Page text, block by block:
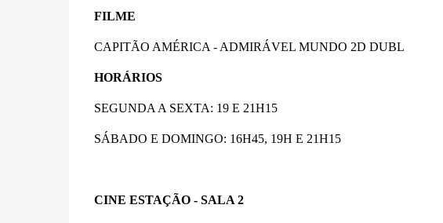
FILME
CAPITÃO AMÉRICA - ADMIRÁVEL MUNDO 2D DUBL
HORÁRIOS
SEGUNDA A SEXTA: 19 E 21H15
SÁBADO E DOMINGO: 16H45, 19H E 21H15
CINE ESTAÇÃO - SALA 2